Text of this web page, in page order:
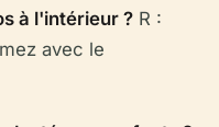
à l'intérieur ? R :
avec le